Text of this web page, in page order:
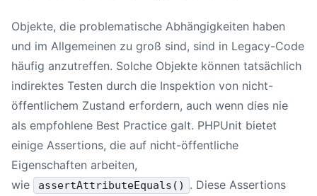
Objekte, die problematische Abhängigkeiten haben
und im Allgemeinen zu groß sind, sind in Legacy-Code
häufig anzutreffen. Solche Objekte können tatsächlich
indirektes Testen durch die Inspektion von nicht-
öffentlichem Zustand erfordern, auch wenn dies nie
als empfohlene Best Practice galt. PHPUnit bietet
einige Assertions, die auf nicht-öffentliche
Eigenschaften arbeiten,
wie
assertAttributeEquals()
. Diese Assertions